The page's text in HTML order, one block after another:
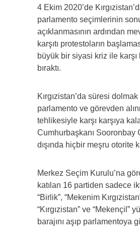
4 Ekim 2020’de
parlamento seçimlerinin
açıklanmasının ardından
karşıtı protestoların
büyük bir siyasi kriz ile karşı
bıraktı.
Kırgızistan’da süresi
parlamento ve görevden
tehlikesiyle karşı karşıya
Cumhurbaşkanı Sooronbay
dışında hiçbir meşru otorite
Merkez Seçim Kurulu’na
katılan 16 partiden sadece
“Birlik”, “Mekenim
“Kırgızistan” ve “Mekençil”
barajını aşıp parlamentoya